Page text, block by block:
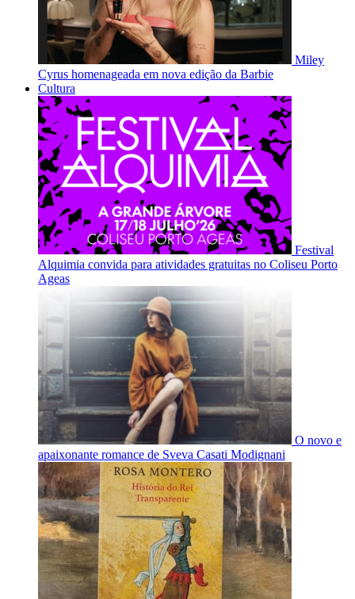
Miley
Cyrus homenageada em nova edição da Barbie
Cultura
Festival
Alquimia convida para atividades gratuitas no Coliseu Porto
Ageas
O novo e
apaixonante romance de Sveva Casati Modignani